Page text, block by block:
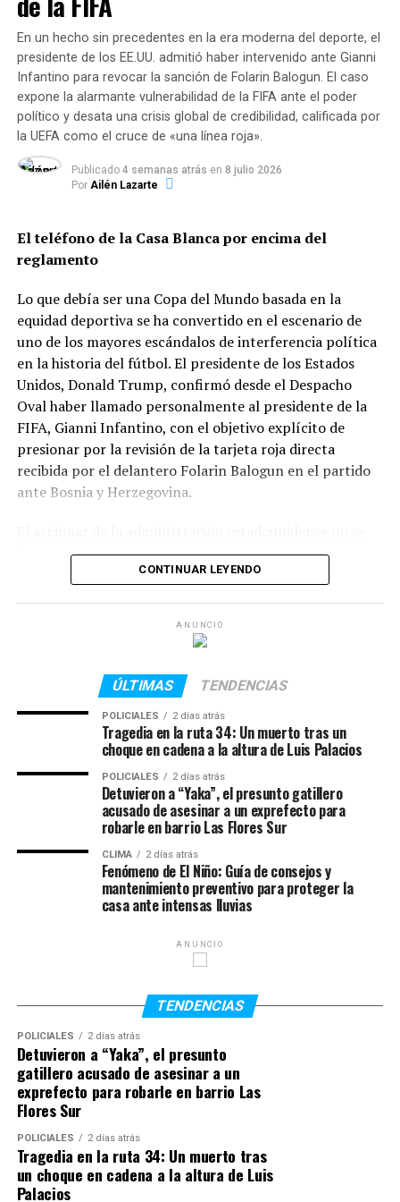
una tapada espectacular a puro reflejo ante un remate
de Augusto Schott.
Con este resultado, el equipo dirigido por Frank Darío
Kudelka sumó sus primeros tres puntos en el
campeonato ante un Talleres que tuvo el estreno oficial
de Jorge Sampaoli en su banco de suplentes.
quien había ingresado desde el banco de suplentes. La
Albiceleste buscó la igualdad en los instantes finales,
pero el equipo dirigido por Luis de la Fuente sostuvo la
ventaja hasta el silbatazo final para asegurar la victoria.
En un hecho sin precedentes en la era moderna del deporte, el
presidente de los EE.UU. admitió haber intervenido ante Gianni
Infantino para revocar la sanción de Folarin Balogun. El caso
expone la alarmante vulnerabilidad de la FIFA ante el poder
político y desata una crisis global de credibilidad, calificada por
la UEFA como el cruce de «una línea roja».
Publicado 4 semanas atrás en 8 julio 2026
Por Ailén Lazarte
El teléfono de la Casa Blanca por encima del
reglamento
Lo que debía ser una Copa del Mundo basada en la
equidad deportiva se ha convertido en el escenario de
uno de los mayores escándalos de interferencia política
en la historia del fútbol. El presidente de los Estados
Unidos, Donald Trump, confirmó desde el Despacho
Oval haber llamado personalmente al presidente de la
FIFA, Gianni Infantino, con el objetivo explícito de
presionar por la revisión de la tarjeta roja directa
recibida por el delantero Folarin Balogun en el partido
ante Bosnia y Herzegovina.
limitó a una sugerencia: un verdadero aparato estatal
que incluyó al Secretario de Comercio, Howard Lutnick,
Mundial, Andrew Giuliani, se movilizó de inmediato para
armar la estrategia de presión. Horas después, en una
Disciplinario de la FIFA cedió, apelando al Artículo 27 de
su código para suspender la sanción automática de una
fecha, permitiendo que el futbolista jugara los octavos
«Si no lo hacían, estaba arreglado»: La retórica de la
Lejos de mantener una postura diplomática, Trump
redobló la apuesta ante la prensa internacional,
tildando la expulsión —un pisotón sobre el tobillo del
defensor Tarik Muharemović revisado exhaustivamente
integridad del árbitro brasileño Raphael Claus, a quien
En una declaración que encendió las alarmas en el
ámbito institucional, el mandatario estadounidense
llegó a afirmar que, si la FIFA no levantaba el castigo, el
torneo habría estado«arreglado, exactamente igual que
la elección» . Esta retórica no solo dejó en evidencia el
uso del fútbol como una herramienta de propaganda
política, sino que expuso el nivel de coacción ejercido
sobre el organismo rector del fútbol mundial, el cual
casualmente había otorgado a Trump el polémico
CONTINUAR LEYENDO
ANUNCIO
ÚLTIMAS TENDENCIAS
POLICIALES 2 días atrás
Tragedia en la ruta 34: Un muerto tras un
choque en cadena a la altura de Luis Palacios
POLICIALES 2 días atrás
Detuvieron a “Yaka”, el presunto gatillero
acusado de asesinar a un exprefecto para
robarle en barrio Las Flores Sur
CLIMA 2 días atrás
Fenómeno de El Niño: Guía de consejos y
mantenimiento preventivo para proteger la
casa ante intensas lluvias
ANUNCIO
TENDENCIAS
POLICIALES 2 días atrás
Detuvieron a “Yaka”, el presunto
gatillero acusado de asesinar a un
exprefecto para robarle en barrio Las
Flores Sur
POLICIALES 2 días atrás
Tragedia en la ruta 34: Un muerto tras
un choque en cadena a la altura de Luis
Palacios